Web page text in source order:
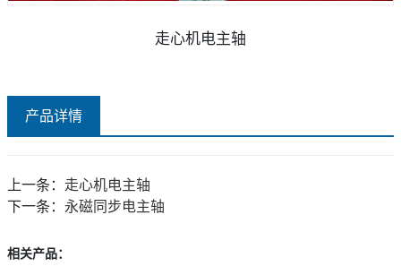
走心机电主轴
产品详情
上一条： 走心机电主轴
下一条： 永磁同步电主轴
相关产品：